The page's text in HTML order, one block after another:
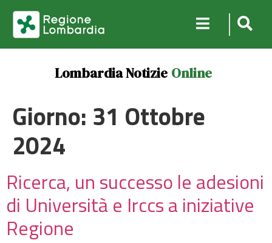
Lombardia Notizie Online
Giorno: 31 Ottobre
2024
Ricerca, un successo le adesioni
di Università e Irccs a iniziative
Regione